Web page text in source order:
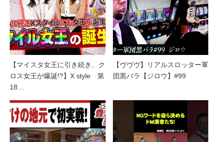
【マイスタ女王に引き続き、ク
ロス女王が爆誕!?】X style 第
18…
【ヴヴヴ】リアルスロッター軍
団黒バラ【ジロウ】#99